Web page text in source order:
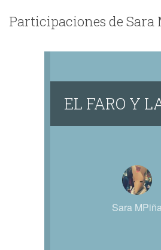
Participaciones de Sara
EL FARO Y
Sara